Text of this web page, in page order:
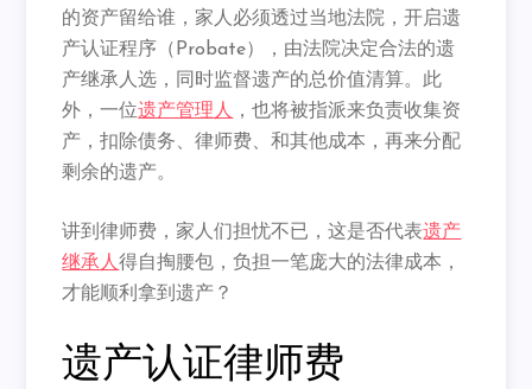
的资产留给谁，家人必须透过当地法院，开启遗
产认证程序（Probate）， 由法院决定合法的遗
产继承人选，同时监督遗产的总价值清算。此
外，一位遗产管理人 ，也将被指派来负责收集资
产，扣除债务、律师费、和其他成本，再来分配
剩余的遗产。
讲到律师费，家人们担忧不已，这是否代表遗产
继承人得自掏腰包，负担一笔庞大的法律成本，
才能顺利拿到遗产？
遗产认证律师费